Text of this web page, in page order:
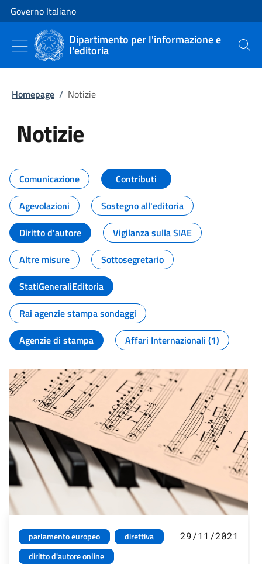
Vai al contenuto
Vai alla navigazione del sito
Governo Italiano
Dipartimento per l'informazione e
l'editoria Cerca
Homepage / Notizie
Notizie
Tutti i contenuti della pagina
Comunicazione
Contributi
Agevolazioni
Sostegno all'editoria
Diritto d'autore
Vigilanza sulla SIAE
Altre misure
Sottosegretario
StatiGeneraliEditoria
Rai agenzie stampa sondaggi
Agenzie di stampa
Affari Internazionali (1)
parlamento europeo
direttiva
diritto d'autore online
29/11/2021